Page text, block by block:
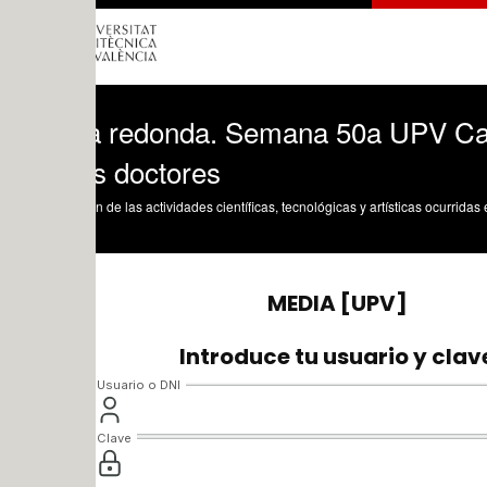
redonda. Semana 50a UPV Carrera
doctores
de las actividades científicas, tecnológicas y artísticas ocurridas en los tres